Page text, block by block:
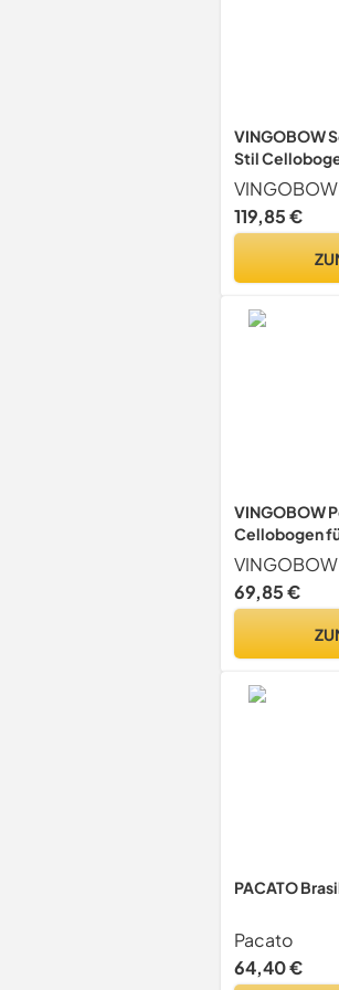
VINGOBOW
Stil
Premium
Größe Art. Nr.
VINGOBOW
119,85 €
VINGOBOW
Cellobogen
Spieler, tiefer
natürliches
VINGOBOW
69,85 €
PACATO
Pacato
64,40 €